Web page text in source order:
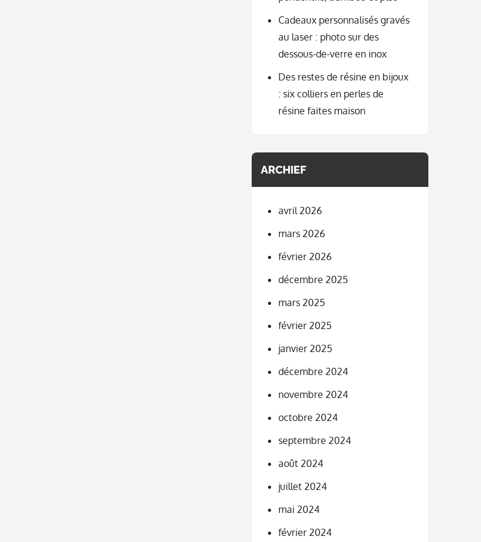
Cadeaux personnalisés gravés
au laser : photo sur des
dessous-de-verre en inox
Des restes de résine en bijoux
: six colliers en perles de
résine faites maison
ARCHIEF
avril 2026
mars 2026
février 2026
décembre 2025
mars 2025
février 2025
janvier 2025
décembre 2024
novembre 2024
octobre 2024
septembre 2024
août 2024
juillet 2024
mai 2024
février 2024